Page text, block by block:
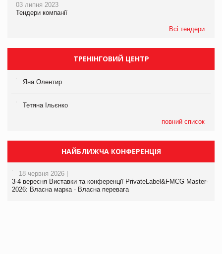
03 липня 2023
Тендери компанії
Всі тендери
ТРЕНІНГОВИЙ ЦЕНТР
Яна Олентир
Тетяна Ільєнко
повний список
НАЙБЛИЖЧА КОНФЕРЕНЦІЯ
18 червня 2026 |
3-4 вересня Виставки та конференції PrivateLabel&FMCG Master-
2026: Власна марка - Власна перевага